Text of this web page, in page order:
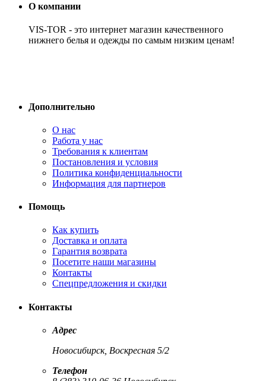
О компании
VIS-TOR - это интернет магазин качественного
нижнего белья и одежды по самым низким ценам!
Дополнительно
О нас
Работа у нас
Требования к клиентам
Постановления и условия
Политика конфиденциальности
Информация для партнеров
Помощь
Как купить
Доставка и оплата
Гарантия возврата
Посетите наши магазины
Контакты
Спецпредложения и скидки
Контакты
Адрес
Новосибирск, Воскресная 5/2
Телефон